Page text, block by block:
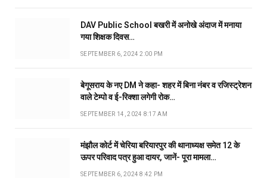
DAV Public School बखरी में अनोखे अंदाज में मनाया
गया शिक्षक दिवस…
SEPTEMBER 6, 2024 2:00 PM
बेगूसराय के नए DM ने कहा- शहर में बिना नंबर व रजिस्ट्रेशन
वाले टेम्पो व ई-रिक्शा लगेगी रोक…
SEPTEMBER 14, 2024 8:17 AM
मंझौल कोर्ट में चेरिया बरियारपुर की थानाध्यक्ष समेत 12 के
ऊपर परिवाद पत्र हुआ दायर, जानें- पूरा मामला…
SEPTEMBER 6, 2024 8:42 PM